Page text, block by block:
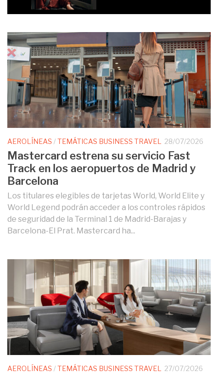
AEROLÍNEAS /TEMÁTICAS BUSINESS TRAVEL 28/07/2026
Mastercard estrena su servicio Fast
Track en los aeropuertos de Madrid y
Barcelona
Los titulares elegibles de tarjetas World, World Elite y
World Legend podrán acceder a los controles rápidos
de seguridad de la Terminal 1 de Madrid-Barajas y
Barcelona-El Prat. Mastercard ha...
AEROLÍNEAS /TEMÁTICAS BUSINESS TRAVEL 27/07/2026